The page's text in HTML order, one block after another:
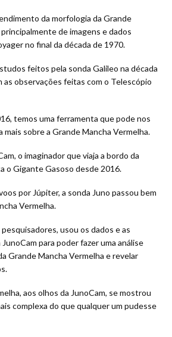
da morfologia da Grande
de imagens e dados
no final da década de 1970.
feitos pela sonda Galileo na década
as observações feitas com o Telescópio
temos uma ferramenta que pode nos
mais sobre a Grande Mancha Vermelha.
o imaginador que viaja a bordo da
o Gigante Gasoso desde 2016.
por Júpiter, a sonda Juno passou bem
Vermelha.
usou os dados e as
para poder fazer uma análise
Grande Mancha Vermelha e revelar
aos olhos da JunoCam, se mostrou
complexa do que qualquer um pudesse